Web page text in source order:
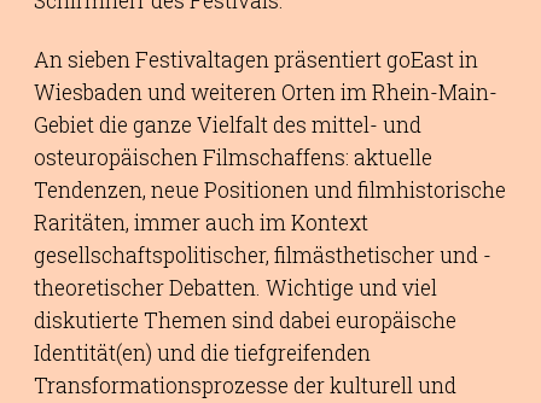
An sieben Festivaltagen präsentiert goEast in
Wiesbaden und weiteren Orten im Rhein-Main-
Gebiet die ganze Vielfalt des mittel- und
osteuropäischen Filmschaffens: aktuelle
Tendenzen, neue Positionen und filmhistorische
Raritäten, immer auch im Kontext
gesellschaftspolitischer, filmästhetischer und -
theoretischer Debatten. Wichtige und viel
diskutierte Themen sind dabei europäische
Identität(en) und die tiefgreifenden
Transformationsprozesse der kulturell und